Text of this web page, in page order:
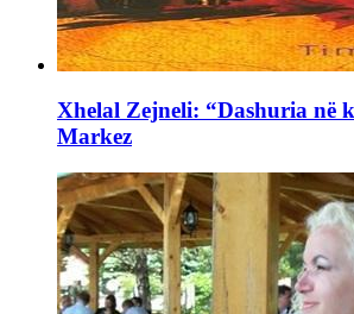
Xhelal Zejneli: “Dashuria në
Markez